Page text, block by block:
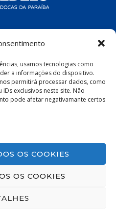
usamos tecnologias como
a informações do dispositivo.
permitirá processar dados, como
exclusivos neste site. Não
pode afetar negativamante certos
OS COOKIES
OS COOKIES
PARAÍBA